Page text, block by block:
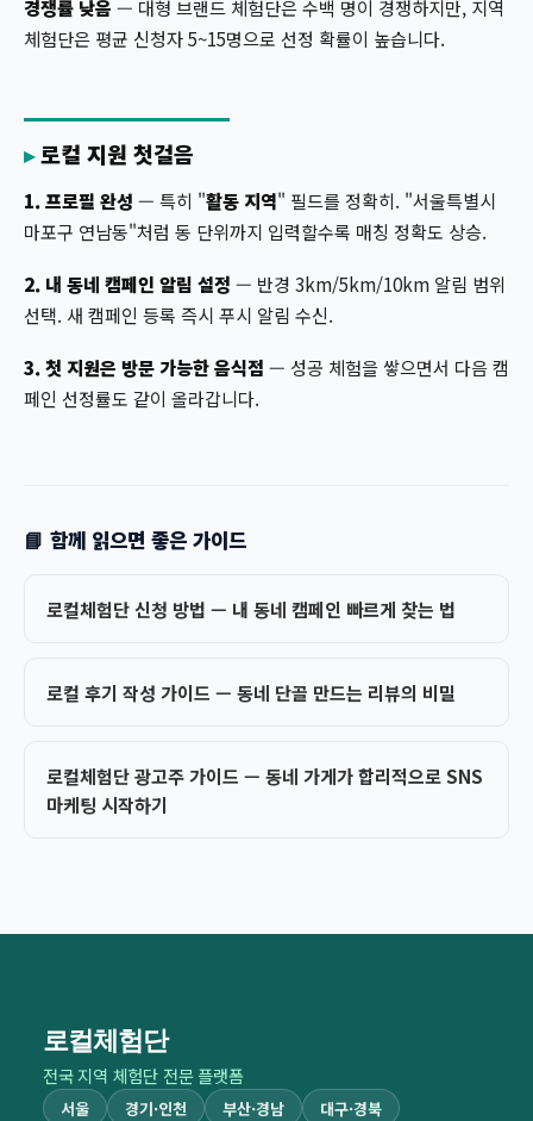
경쟁률 낮음 — 대형 브랜드 체험단은 수백 명이 경쟁하지만, 지역
체험단은 평균 신청자 5~15명으로 선정 확률이 높습니다.
로컬 지원 첫걸음
1. 프로필 완성 — 특히 "활동 지역" 필드를 정확히. "서울특별시
마포구 연남동"처럼 동 단위까지 입력할수록 매칭 정확도 상승.
2. 내 동네 캠페인 알림 설정 — 반경 3km/5km/10km 알림 범위
선택. 새 캠페인 등록 즉시 푸시 알림 수신.
3. 첫 지원은 방문 가능한 음식점 — 성공 체험을 쌓으면서 다음 캠
페인 선정률도 같이 올라갑니다.
📘 함께 읽으면 좋은 가이드
로컬체험단 신청 방법 — 내 동네 캠페인 빠르게 찾는 법
로컬 후기 작성 가이드 — 동네 단골 만드는 리뷰의 비밀
로컬체험단 광고주 가이드 — 동네 가게가 합리적으로 SNS
마케팅 시작하기
로컬체험단
전국 지역 체험단 전문 플랫폼
서울 경기·인천 부산·경남
대구·경북